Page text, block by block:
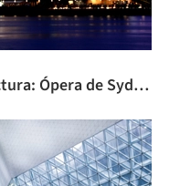
Clásicos de arquitectura: Ópera de Sydney / Jørn Utzon